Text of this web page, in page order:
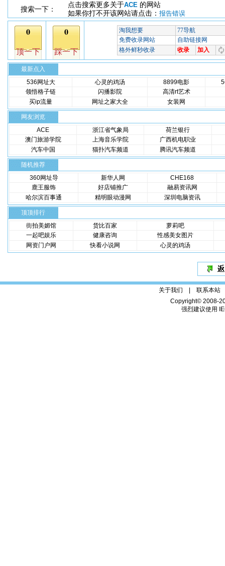
搜索一下：
点击搜索更多关于ACE 的网站
如果你打不开该网站请点击： 报告错误
最新点入
536网址大
心灵的鸡汤 8899电影
领悟格子链
闪播影院
高清rt艺术
买ip流量
网址之家大全 女装网
网友浏览
ACE
浙江省气象局
荷兰银行
澳门旅游学院
上海音乐学院
广西机电职业
汽车中国
猫扑汽车频道 腾讯汽车频道
随机推荐
360网址导
新华人网
CHE168
鹿王服饰
好店铺推广
融易资讯网
哈尔滨百事通
精明眼动漫网 深圳电脑资讯
顶顶排行
街拍美媚馆
货比百家
萝莉吧
一起吧娱乐
健康咨询
性感美女图片
网资门户网
快看小说网 心灵的鸡汤
关于我们 | 联系本站
Copyright© 2008-
强烈建议使用